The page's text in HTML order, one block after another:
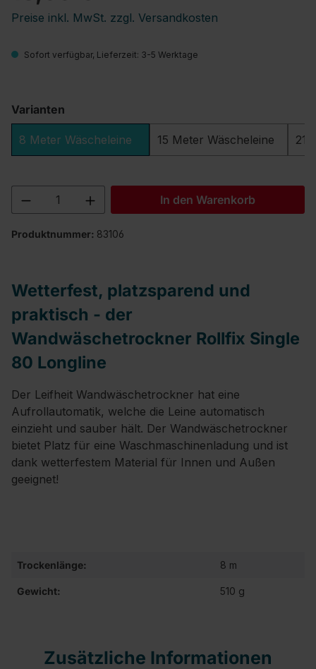
Preise inkl. MwSt. zzgl. Versandkosten
Sofort verfügbar, Lieferzeit: 3-5 Werktage
Varianten
8 Meter Wäscheleine 15 Meter Wäscheleine 21
Produkt Anzahl: Gib den gewünschten
In den Warenkorb
Produktnummer: 83106
Wetterfest, platzsparend und
praktisch - der
Wandwäschetrockner Rollfix Single
80 Longline
Der Leifheit Wandwäschetrockner hat eine
Aufrollautomatik, welche die Leine automatisch
einzieht und sauber hält. Der Wandwäschetrockner
bietet Platz für eine Waschmaschinenladung und ist
dank wetterfestem Material für Innen und Außen
geeignet!
Trockenlänge: 8 m
Gewicht: 510 g
Zusätzliche Informationen